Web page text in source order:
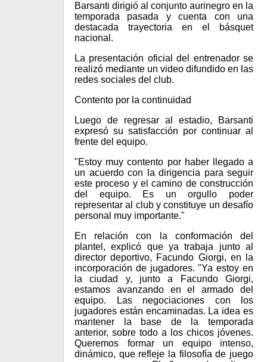
Barsanti dirigió al conjunto aurinegro en la
temporada pasada y cuenta con una
destacada trayectoria en el básquet
nacional.
La presentación oficial del entrenador se
realizó mediante un video difundido en las
redes sociales del club.
Contento por la continuidad
Luego de regresar al estadio, Barsanti
expresó su satisfacción por continuar al
frente del equipo.
"Estoy muy contento por haber llegado a
un acuerdo con la dirigencia para seguir
este proceso y el camino de construcción
del equipo. Es un orgullo poder
representar al club y constituye un desafío
personal muy importante."
En relación con la conformación del
plantel, explicó que ya trabaja junto al
director deportivo, Facundo Giorgi, en la
incorporación de jugadores. "Ya estoy en
la ciudad y, junto a Facundo Giorgi,
estamos avanzando en el armado del
equipo. Las negociaciones con los
jugadores están encaminadas. La idea es
mantener la base de la temporada
anterior, sobre todo a los chicos jóvenes.
Queremos formar un equipo intenso,
dinámico, que refleje la filosofía de juego